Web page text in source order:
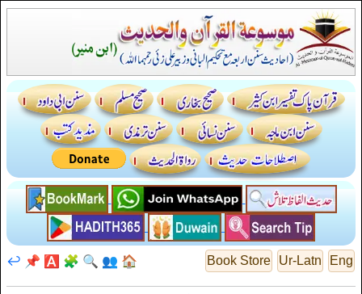
Eng
Ur-Latn
Book Store
🏠
👥
🔍
🧩
🅰️
📌
↩️